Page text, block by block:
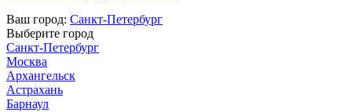
Ваш город: Санкт-Петербург
Выберите город
Санкт-Петербург
Москва
Архангельск
Астрахань
Барнаул